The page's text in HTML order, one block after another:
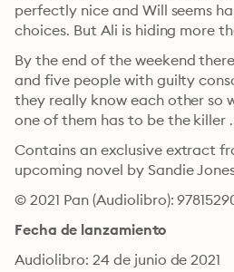
perfectly nice and Will seems
choices. But Ali is hiding more
By the end of the weekend
and five people with guilty
they really know each other so
one of them has to be the killer .
Contains an exclusive extract
upcoming novel by Sandie
© 2021 Pan (Audiolibro):
Fecha de lanzamiento
Audiolibro: 24 de junio de 2021